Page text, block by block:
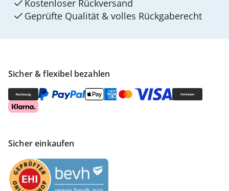
Sicher & flexibel bezahlen
Sicher einkaufen
Kostenloser Rückversand
Geprüfte Qualität & volles Rückgaberecht